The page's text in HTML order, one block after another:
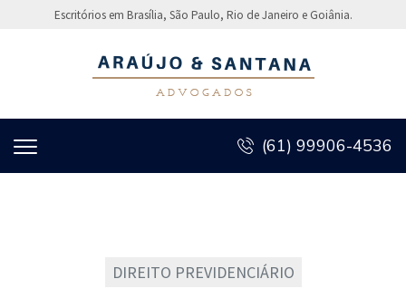
Escritórios em Brasília, São Paulo, Rio de Janeiro e Goiânia.
(61) 99906-4536
DIREITO PREVIDENCIÁRIO